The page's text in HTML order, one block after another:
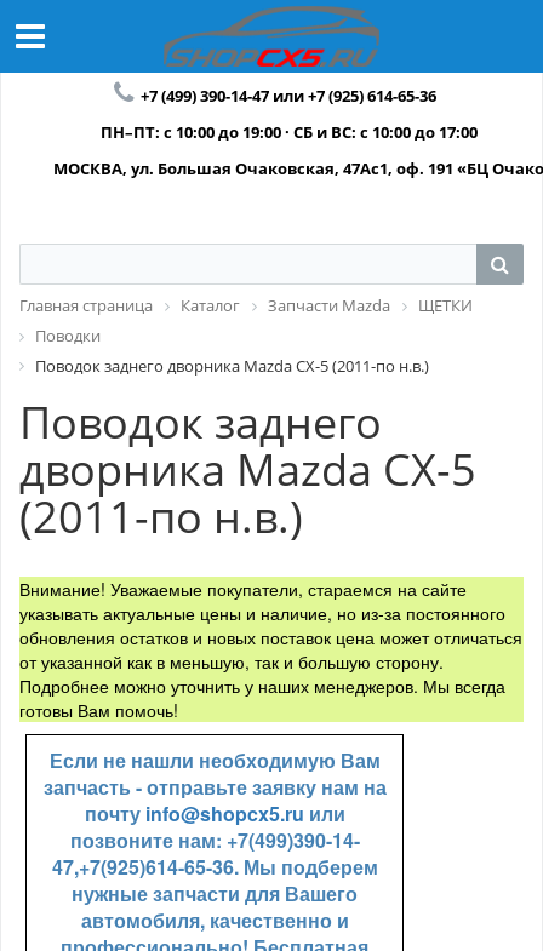
+7 (499) 390-14-47 или +7 (925) 614-65-36
ПН–ПТ: с 10:00 до 19:00 · СБ и ВС: с 10:00 до 17:00
МОСКВА, ул. Большая Очаковская, 47Ас1, оф. 191 «БЦ
Главная страница Каталог Запчасти Mazda
ЩЕТКИ
Поводки
Поводок заднего дворника Mazda CX-5 (2011-по н.в.)
Поводок заднего
дворника Mazda CX-5
(2011-по н.в.)
Внимание! Уважаемые покупатели, стараемся на сайте
указывать актуальные цены и наличие, но из-за постоянного
обновления остатков и новых поставок цена может отличаться
от указанной как в меньшую, так и большую сторону.
Подробнее можно уточнить у наших менеджеров. Мы всегда
готовы Вам помочь!
Если не нашли необходимую Вам
запчасть - отправьте заявку нам на
почту info@shopcx5.ru или
позвоните нам: +7(499)390-14-
47,+7(925)614-65-36. Мы подберем
нужные запчасти для Вашего
автомобиля, качественно и